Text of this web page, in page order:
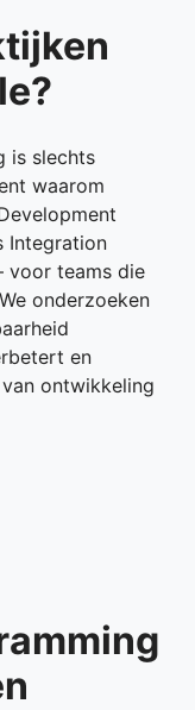
is slechts
waarom
Integration
teams die
onderzoeken
en
ontwikkeling